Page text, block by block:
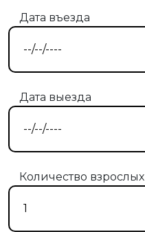
Дата въезда
Дата выезда
Количество взрослых